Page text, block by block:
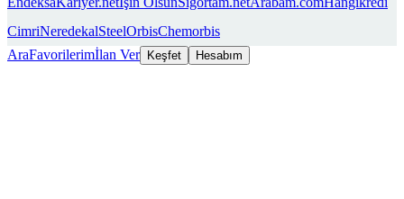
CimriNeredekalSteelOrbisChemorbis
AraFavorilerimİlan Ver Keşfet Hesabım